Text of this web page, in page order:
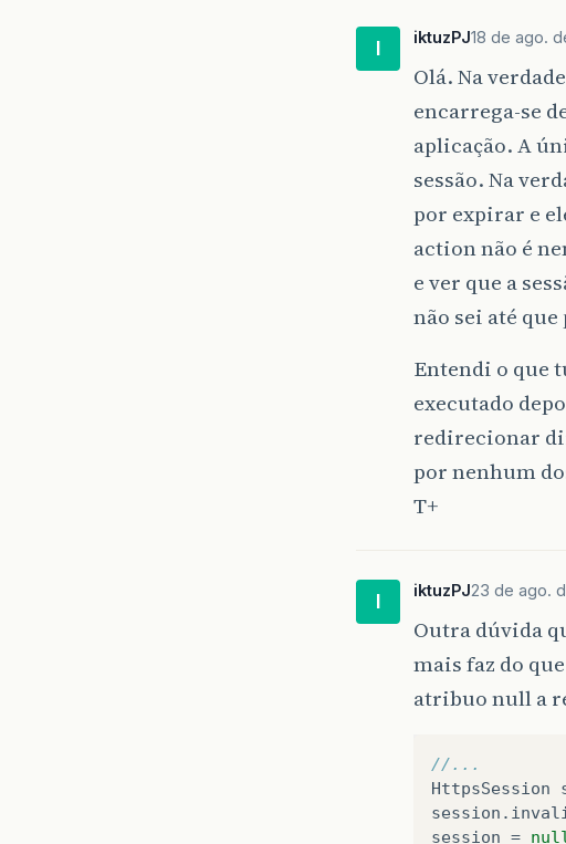
I iktuzPJ18 de ago.
Olá. Na
encarrega-se
aplicação. A
sessão. Na
por expirar e
action não é
e ver que a
não sei até
Entendi o que
executado
redirecionar
por nenhum
T+
I iktuzPJ23 de ago.
Outra dúvida
mais faz do
atribuo null a
//...
HttpsSession
session .
session = null